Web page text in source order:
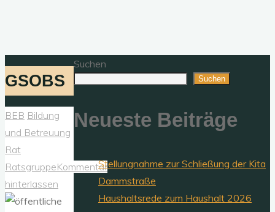
GSOBS
BEB Bildung
und Betreuung
Rat
RatsgruppeKommentar
hinterlassen
Suchen
Suchen
Neueste Beiträge
Stellungnahme zur Schließung der Kita
Dammstraße
Haushaltsrede zum Haushalt 2026